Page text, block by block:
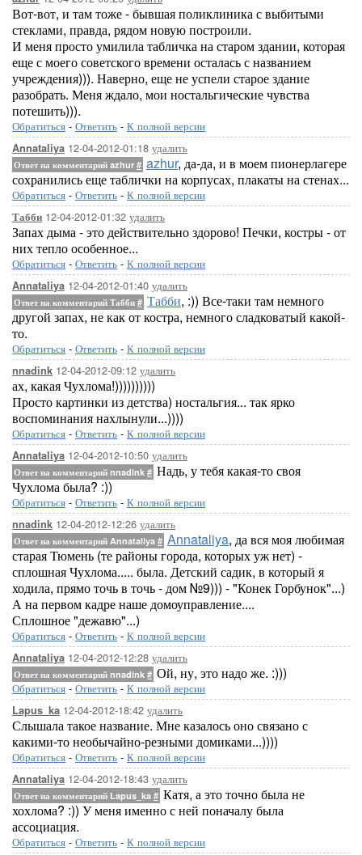
Вот-вот, и там тоже - бывшая поликлиника с выбитыми
стеклами, правда, рядом новую построили.
И меня просто умилила табличка на старом здании, которая
еще с моего советского времени осталась с названием
учреждения))). Наверно, еще не успели старое здание
разобрать. Меня ждало, мои ностальгические чувства
потешить))).
Обратиться - Ответить - К полной версии
Annataliya 12-04-2012-01:18 удалить
Ответ на комментарий azhur # azhur, да-да, и в моем пионерлагере
сохранились еще таблички на корпусах, плакаты на стенах...
Обратиться - Ответить - К полной версии
Табби 12-04-2012-01:32 удалить
Запах дыма - это действительно здорово! Печки, костры - от
них тепло особенное...
Обратиться - Ответить - К полной версии
Annataliya 12-04-2012-01:40 удалить
Ответ на комментарий Табби # Табби, :)) Все-таки там немного
другой запах, не как от костра, немного сладковатый какой-
то.
Обратиться - Ответить - К полной версии
nnadink 12-04-2012-09:12 удалить
ах, какая Чухлома!))))))))))
Просто картинки из детства) ностальгия... так ярко
воспоминания нахлынули...))))
Обратиться - Ответить - К полной версии
Annataliya 12-04-2012-10:50 удалить
Ответ на комментарий nnadink # Надь, у тебя какая-то своя
Чухлома была? :))
Обратиться - Ответить - К полной версии
nnadink 12-04-2012-12:26 удалить
Ответ на комментарий Annataliya # Annataliya, да вся моя любимая
старая Тюмень (те районы города, которых уж нет) -
сплошная Чухлома..... была. Детский садик, в который я
ходила, прямо точь в точь - дом №9))) - "Конек Горбунок"...)
А на первом кадре наше домоуправление....
Сплошное "дежавю"...)
Обратиться - Ответить - К полной версии
Annataliya 12-04-2012-12:28 удалить
Ответ на комментарий nnadink # Ой, ну, это надо же. :)))
Обратиться - Ответить - К полной версии
Lapus_ka 12-04-2012-18:42 удалить
Слышала такое название. Мне казалось оно связано с
какими-то необычайно-резными домиками...))))
Обратиться - Ответить - К полной версии
Annataliya 12-04-2012-18:43 удалить
Ответ на комментарий Lapus_ka # Катя, а это точно была не
хохлома? :)) У меня именно с ней поначалу была
ассоциация.
Обратиться - Ответить - К полной версии